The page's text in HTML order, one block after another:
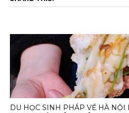
DU HỌC SINH PHÁP VỀ HÀ NỘI